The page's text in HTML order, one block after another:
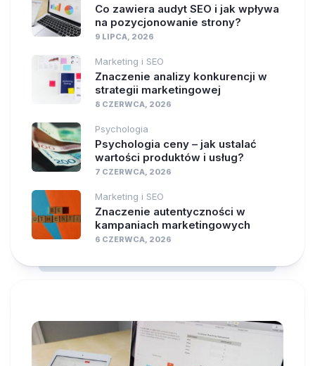
Co zawiera audyt SEO i jak wpływa
na pozycjonowanie strony?
9 LIPCA, 2026
Marketing i SEO
Znaczenie analizy konkurencji w
strategii marketingowej
8 CZERWCA, 2026
Psychologia
Psychologia ceny – jak ustalać
wartości produktów i usług?
7 CZERWCA, 2026
Marketing i SEO
Znaczenie autentyczności w
kampaniach marketingowych
6 CZERWCA, 2026